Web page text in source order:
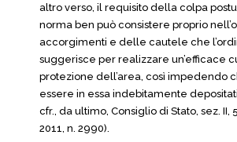
altro verso, il requisito della colpa
norma ben può consistere proprio
accorgimenti e delle cautele che
suggerisce per realizzare un’efficace
protezione dell’area, così impedendo
essere in essa indebitamente
cfr., da ultimo, Consiglio di Stato, sez. II,
2011, n. 2990).